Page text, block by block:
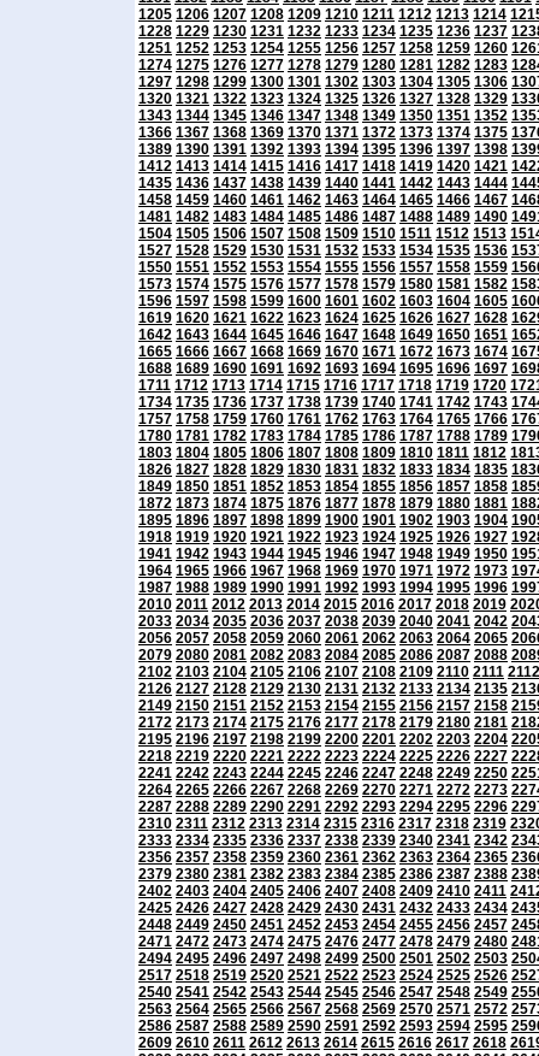
1205 1206 1207 1208 1209 1210 1211 1212 1213 1214
1228 1229 1230 1231 1232 1233 1234 1235 1236 1237
1251 1252 1253 1254 1255 1256 1257 1258 1259 1260
1274 1275 1276 1277 1278 1279 1280 1281 1282 1283
1297 1298 1299 1300 1301 1302 1303 1304 1305 1306
1320 1321 1322 1323 1324 1325 1326 1327 1328 1329
1343 1344 1345 1346 1347 1348 1349 1350 1351 1352
1366 1367 1368 1369 1370 1371 1372 1373 1374 1375
1389 1390 1391 1392 1393 1394 1395 1396 1397 1398
1412 1413 1414 1415 1416 1417 1418 1419 1420 1421
1435 1436 1437 1438 1439 1440 1441 1442 1443 1444
1458 1459 1460 1461 1462 1463 1464 1465 1466 1467
1481 1482 1483 1484 1485 1486 1487 1488 1489 1490
1504 1505 1506 1507 1508 1509 1510 1511 1512 1513
1527 1528 1529 1530 1531 1532 1533 1534 1535 1536
1550 1551 1552 1553 1554 1555 1556 1557 1558 1559
1573 1574 1575 1576 1577 1578 1579 1580 1581 1582
1596 1597 1598 1599 1600 1601 1602 1603 1604 1605
1619 1620 1621 1622 1623 1624 1625 1626 1627 1628
1642 1643 1644 1645 1646 1647 1648 1649 1650 1651
1665 1666 1667 1668 1669 1670 1671 1672 1673 1674
1688 1689 1690 1691 1692 1693 1694 1695 1696 1697
1711 1712 1713 1714 1715 1716 1717 1718 1719 1720
1734 1735 1736 1737 1738 1739 1740 1741 1742 1743
1757 1758 1759 1760 1761 1762 1763 1764 1765 1766
1780 1781 1782 1783 1784 1785 1786 1787 1788 1789
1803 1804 1805 1806 1807 1808 1809 1810 1811 1812
1826 1827 1828 1829 1830 1831 1832 1833 1834 1835
1849 1850 1851 1852 1853 1854 1855 1856 1857 1858
1872 1873 1874 1875 1876 1877 1878 1879 1880 1881
1895 1896 1897 1898 1899 1900 1901 1902 1903 1904
1918 1919 1920 1921 1922 1923 1924 1925 1926 1927
1941 1942 1943 1944 1945 1946 1947 1948 1949 1950
1964 1965 1966 1967 1968 1969 1970 1971 1972 1973
1987 1988 1989 1990 1991 1992 1993 1994 1995 1996
2010 2011 2012 2013 2014 2015 2016 2017 2018 2019
2033 2034 2035 2036 2037 2038 2039 2040 2041 2042
2056 2057 2058 2059 2060 2061 2062 2063 2064 2065
2079 2080 2081 2082 2083 2084 2085 2086 2087 2088
2102 2103 2104 2105 2106 2107 2108 2109 2110 2111 2112
2126 2127 2128 2129 2130 2131 2132 2133 2134 2135
2149 2150 2151 2152 2153 2154 2155 2156 2157 2158
2172 2173 2174 2175 2176 2177 2178 2179 2180 2181
2195 2196 2197 2198 2199 2200 2201 2202 2203 2204
2218 2219 2220 2221 2222 2223 2224 2225 2226 2227
2241 2242 2243 2244 2245 2246 2247 2248 2249 2250
2264 2265 2266 2267 2268 2269 2270 2271 2272 2273
2287 2288 2289 2290 2291 2292 2293 2294 2295 2296
2310 2311 2312 2313 2314 2315 2316 2317 2318 2319
2333 2334 2335 2336 2337 2338 2339 2340 2341 2342
2356 2357 2358 2359 2360 2361 2362 2363 2364 2365
2379 2380 2381 2382 2383 2384 2385 2386 2387 2388
2402 2403 2404 2405 2406 2407 2408 2409 2410 2411
2425 2426 2427 2428 2429 2430 2431 2432 2433 2434
2448 2449 2450 2451 2452 2453 2454 2455 2456 2457
2471 2472 2473 2474 2475 2476 2477 2478 2479 2480
2494 2495 2496 2497 2498 2499 2500 2501 2502 2503
2517 2518 2519 2520 2521 2522 2523 2524 2525 2526
2540 2541 2542 2543 2544 2545 2546 2547 2548 2549
2563 2564 2565 2566 2567 2568 2569 2570 2571 2572
2586 2587 2588 2589 2590 2591 2592 2593 2594 2595
2609 2610 2611 2612 2613 2614 2615 2616 2617 2618